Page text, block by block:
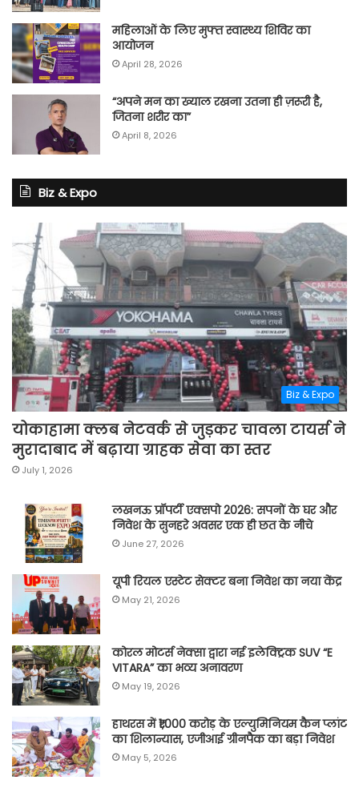
महिलाओं के लिए मुफ्त स्वास्थ्य शिविर का
आयोजन
April 28, 2026
“अपने मन का ख्याल रखना उतना ही ज़रूरी है,
जितना शरीर का”
April 8, 2026
Biz & Expo
Biz & Expo
योकाहामा क्लब नेटवर्क से जुड़कर चावला टायर्स ने
मुरादाबाद में बढ़ाया ग्राहक सेवा का स्तर
July 1, 2026
लखनऊ प्रॉपर्टी एक्सपो 2026: सपनों के घर और
निवेश के सुनहरे अवसर एक ही छत के नीचे
June 27, 2026
यूपी रियल एस्टेट सेक्टर बना निवेश का नया केंद्र
May 21, 2026
कोरल मोटर्स नेक्सा द्वारा नई इलेक्ट्रिक SUV “E
VITARA” का भव्य अनावरण
May 19, 2026
हाथरस में ₹1,000 करोड़ के एल्युमिनियम कैन प्लांट
का शिलान्यास, एजीआई ग्रीनपैक का बड़ा निवेश
May 5, 2026